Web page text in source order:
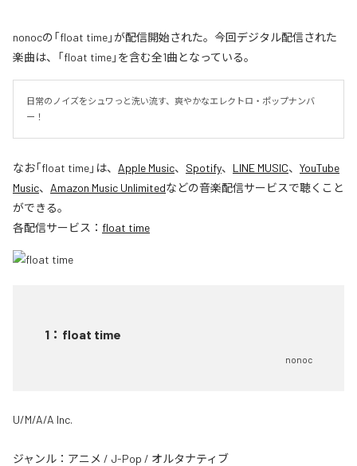
nonocの「float time」が配信開始された。今回デジタル配信された
楽曲は、「float time」を含む全1曲となっている。
日常のノイズをシュワっと洗い流す、爽やかなエレクトロ・ポップナンバ
ー！
なお「float time」は、 Apple Music、 Spotify、 LINE MUSIC、 YouTube
Music、 Amazon Music Unlimitedなどの音楽配信サービスで聴くこと
ができる。
各配信サービス： float time
1 ： float time
nonoc
U/M/A/A Inc.
ジャンル： アニメ / J-Pop / オルタナティブ